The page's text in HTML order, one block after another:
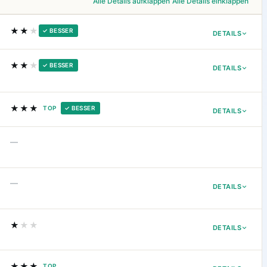
DETAILS
★★ ★ ✓ BESSER
DETAILS
★★ ★ ✓ BESSER
DETAILS
★★★ TOP ✓ BESSER
—
DETAILS
—
DETAILS
★ ★★